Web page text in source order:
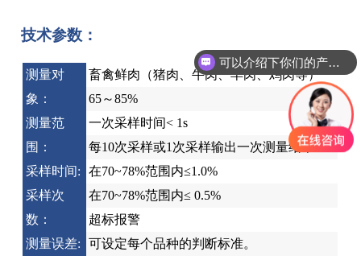
技术参数：
测量对
象：
测量范
围：
采样时间:
采样次
数：
测量误差:
畜禽鲜肉（猪肉、牛肉、羊肉、鸡肉等）
65～85%
一次采样时间< 1s
每10次采样或1次采样输出一次测量结果
在70~78%范围内≤1.0%
在70~78%范围内≤ 0.5%
超标报警
可设定每个品种的判断标准。
可以介绍下你们的产品么